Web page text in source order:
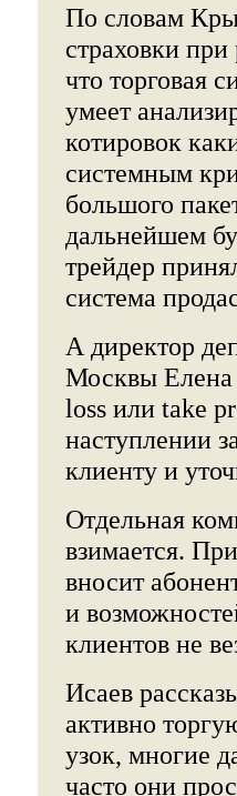
По словам
страховки при
что торговая
умеет
котировок
системным
большого
дальнейшем
трейдер
система
А директор
Москвы Елена
loss или take
наступлении
клиенту и
Отдельная
взимается.
вносит
и
клиентов не
Исаев
активно
узок, многие
часто они